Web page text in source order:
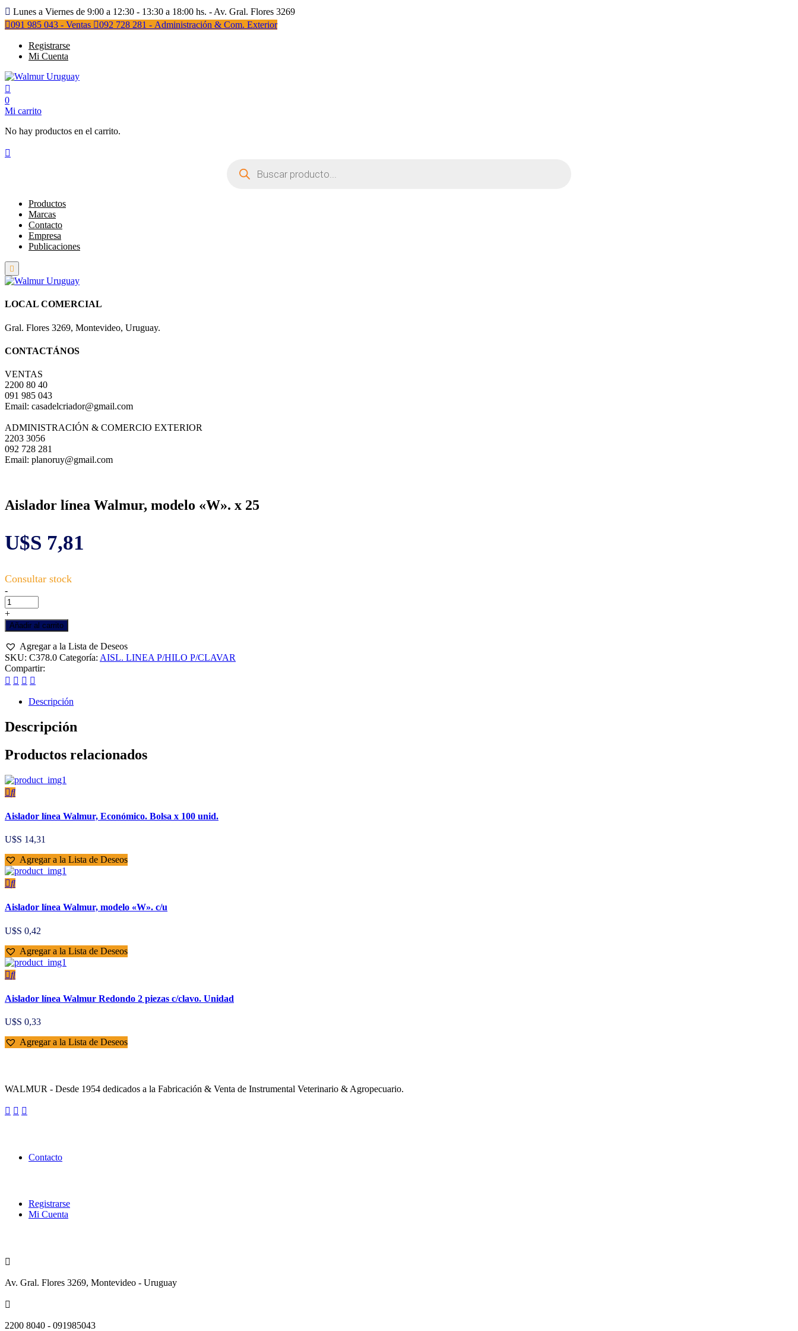
Lunes a Viernes de 9:00 a 12:30 - 13:30 a 18:00 hs. - Av. Gral. Flores 3269
091 985 043 - Ventas
092 728 281 - Administración & Com. Exterior
Registrarse
Mi Cuenta
0
Mi carrito
No hay productos en el carrito.
productos
Productos
Marcas
Contacto
Empresa
Publicaciones
LOCAL COMERCIAL
Gral. Flores 3269, Montevideo, Uruguay.
CONTACTÁNOS
VENTAS
2200 80 40
091 985 043
Email: casadelcriador@gmail.com
ADMINISTRACIÓN & COMERCIO EXTERIOR
2203 3056
092 728 281
Email: planoruy@gmail.com
Aislador línea Walmur, modelo «W». x 25
U$S 7,81
Aislador
línea
Walmur,
modelo
"W".
x
25
cantidad
-
+
Añadir al carrito
Agregar a la Lista de Deseos
SKU: C378.0 Categoría: AISL. LINEA P/HILO P/CLAVAR
Compartir:
Descripción
Descripción
Productos relacionados
Aislador línea Walmur, Económico. Bolsa x 100 unid.
U$S 14,31
Agregar a la Lista de Deseos
Aislador línea Walmur, modelo «W». c/u
U$S 0,42
Agregar a la Lista de Deseos
Aislador línea Walmur Redondo 2 piezas c/clavo. Unidad
U$S 0,33
Agregar a la Lista de Deseos
WALMUR - Desde 1954 dedicados a la Fabricación & Venta de Instrumental Veterinario & Agropecuario.
Contacto
Registrarse
Mi Cuenta
Av. Gral. Flores 3269, Montevideo - Uruguay
2200 8040 - 091985043